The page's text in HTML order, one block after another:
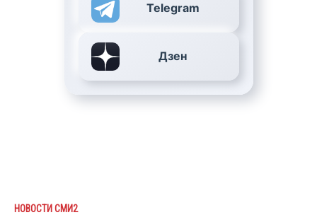
Telegram
Дзен
НОВОСТИ СМИ2